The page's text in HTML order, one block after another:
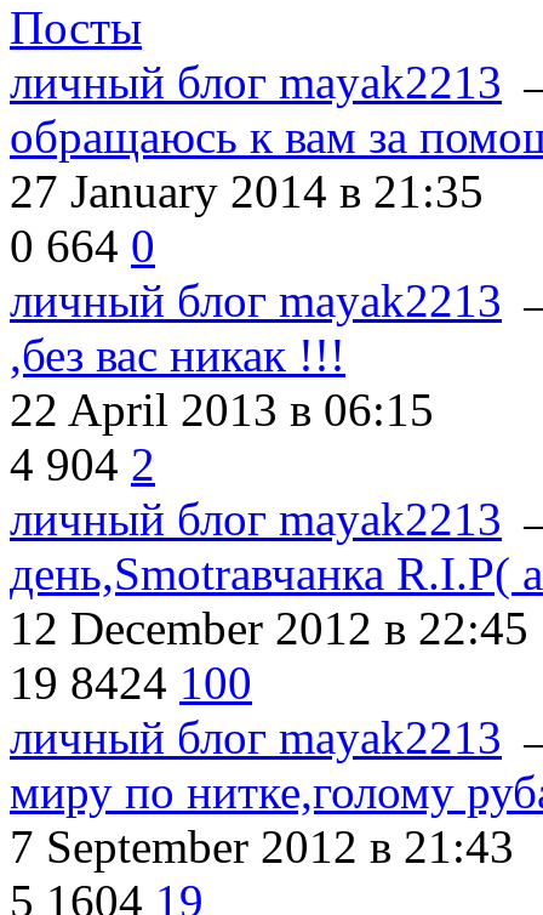
Посты
личный блог mayak2213
обращаюсь к вам за
27 January 2014 в 21:35
0 664 0
личный блог mayak2213
,без вас никак !!!
22 April 2013 в 06:15
4 904 2
личный блог mayak2213
день,Smotraвчанка R.I.P(
12 December 2012 в 22:45
19 8424 100
личный блог mayak2213
миру по нитке,голому
7 September 2012 в 21:43
5 1604 19